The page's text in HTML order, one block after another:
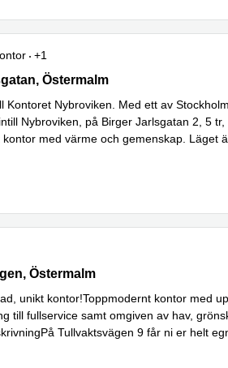
+1
2, Östermalm
Östermalm
Kontoret Nybroviken. Med ett av
Nybroviken, på Birger Jarlsgatan 2, 5
kontor med värme och gemenskap. Läget
9, Östermalm
Östermalm
unikt kontor!Toppmodernt kontor med
till fullservice samt omgiven av hav,
Tullvaktsvägen 9 får ni er helt